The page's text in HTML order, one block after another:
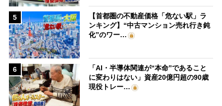
5
【首都圏の不動産価格「危ない駅」ラ
ンキング】“中古マンション売れ行き鈍
化”のワー…
6
「AI・半導体関連が“本命”であること
に変わりはない」資産20億円超の90歳
現役トレー…